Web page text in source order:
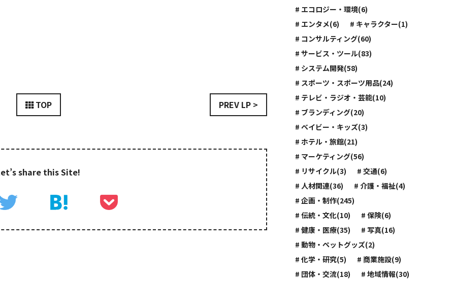
TOP PREV LP >
share this Site!
# エコロジー・環境(6)
# エンタメ(6)
# キャラクター(1)
# コンサルティング(60)
# サービス・ツール(83)
# システム開発(58)
# スポーツ・スポーツ用品(24)
# テレビ・ラジオ・芸能(10)
# ブランディング(20)
# ベイビー・キッズ(3)
# ホテル・旅館(21)
# マーケティング(56)
# リサイクル(3)
# 交通(6)
# 人材関連(36)
# 介護・福祉(4)
# 企画・制作(245)
# 伝統・文化(10)
# 保険(6)
# 健康・医療(35)
# 写真(16)
# 動物・ペットグッズ(2)
# 化学・研究(5)
# 商業施設(9)
# 団体・交流(18)
# 地域情報(30)